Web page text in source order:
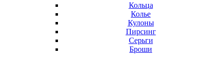
Кольца
Колье
Кулоны
Пирсинг
Серьги
Броши